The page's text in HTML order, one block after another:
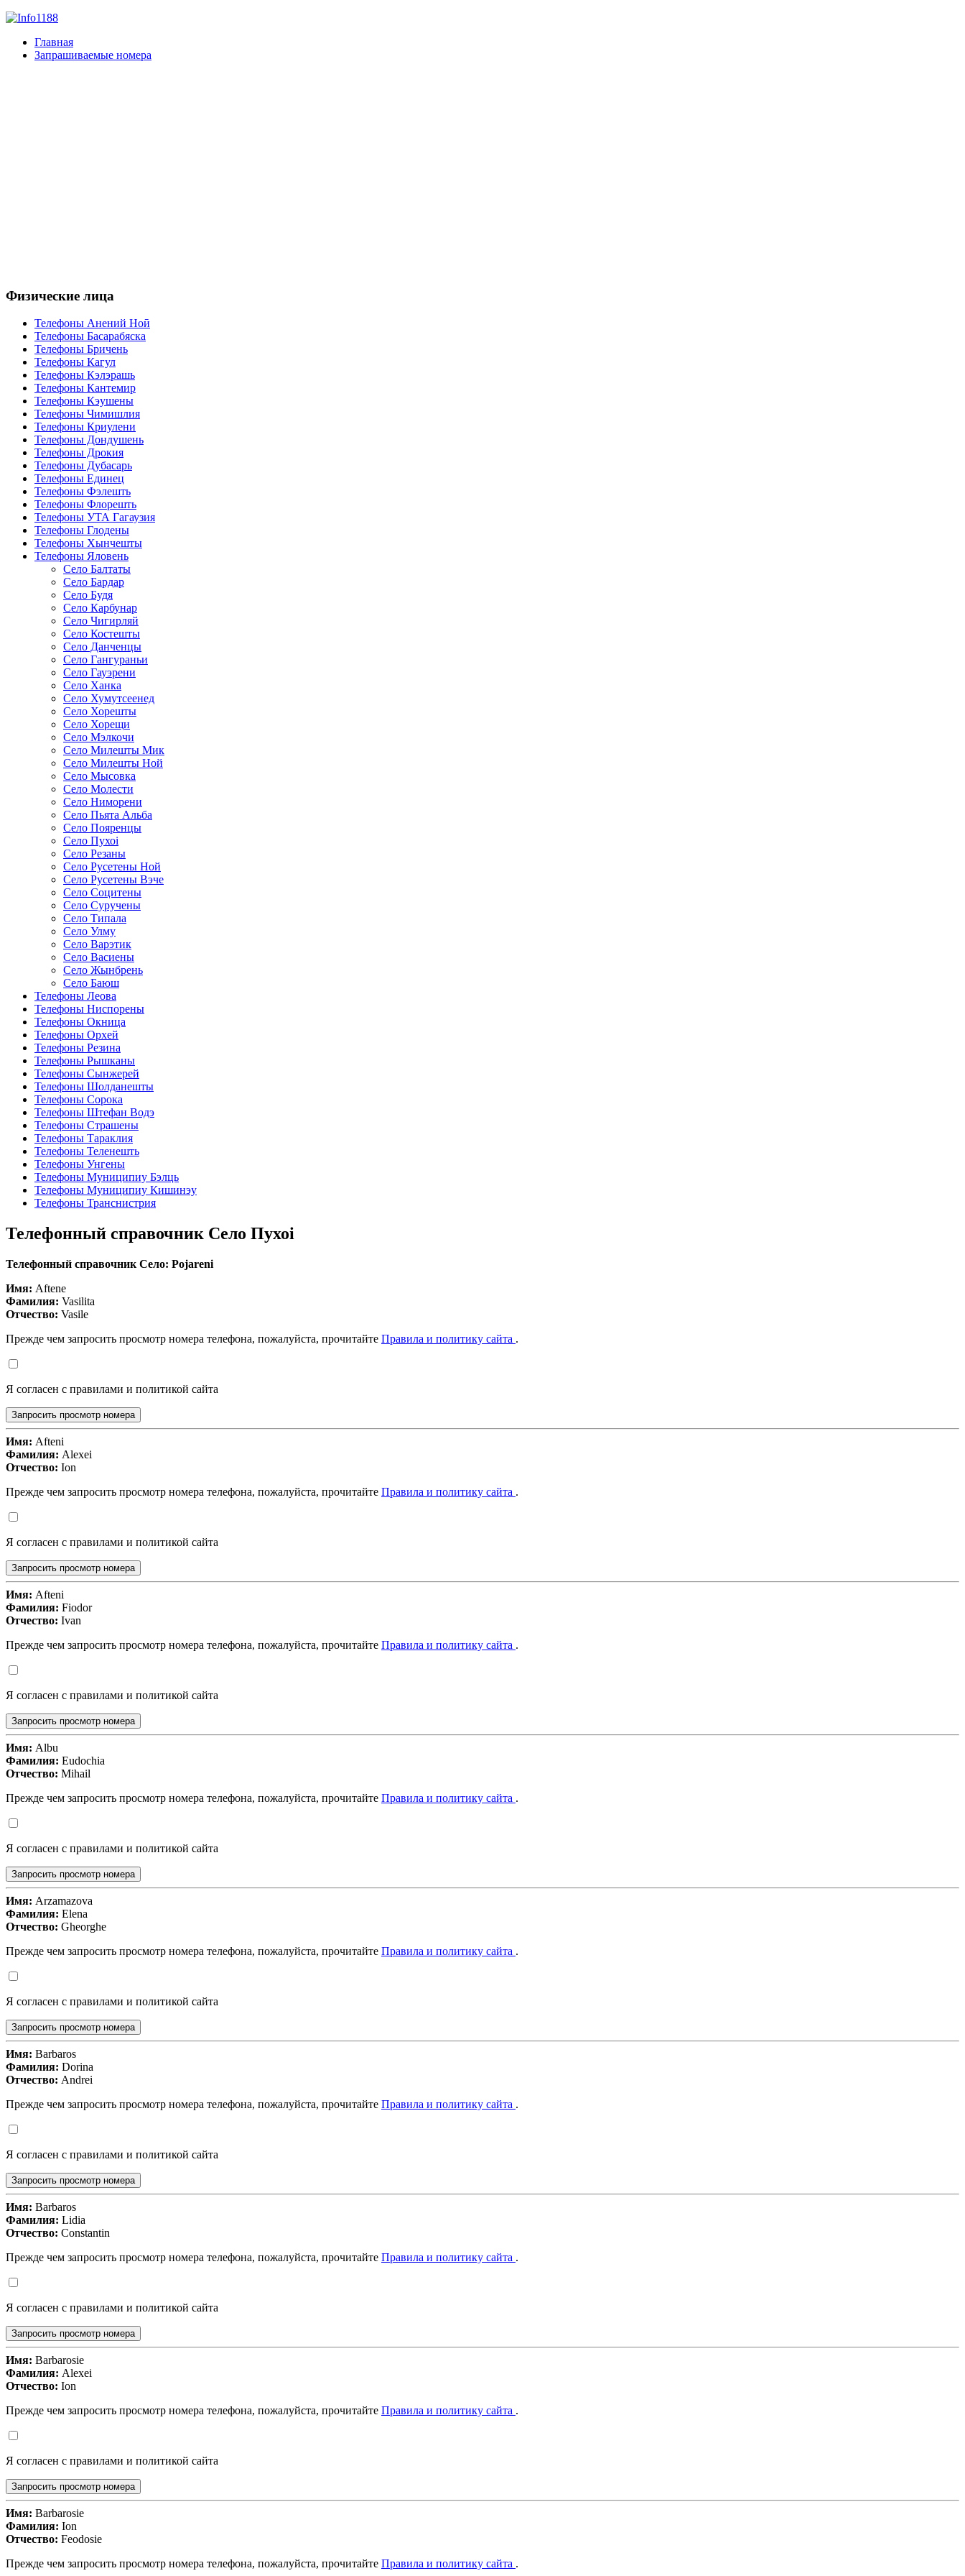
Главная
Запрашиваемые номера
Физические лица
Телефоны Анений Ноӣ
Телефоны Басарабяска
Телефоны Бричень
Телефоны Кагул
Телефоны Кэлэрашь
Телефоны Кантемир
Телефоны Кэушены
Телефоны Чимишлия
Телефоны Криулени
Телефоны Дондушень
Телефоны Дрокия
Телефоны Дубасарь
Телефоны Единец
Телефоны Фэлешть
Телефоны Флорешть
Телефоны УТА Гагаузия
Телефоны Глодены
Телефоны Хынчешты
Телефоны Яловень
Село Балтаты
Село Бардар
Село Будя
Село Карбунар
Село Чигирляй
Село Костешты
Село Данченцы
Село Гангураньи
Село Гауэрени
Село Ханка
Село Хумутсеенед
Село Хорешты
Село Хорещи
Село Мэлкочи
Село Милешты Мик
Село Милешты Ной
Село Мысовка
Село Молести
Село Ниморени
Село Пьята Альба
Село Пояренцы
Село Пухоi
Село Резаны
Село Русетены Ной
Село Русетены Вэче
Село Социтены
Село Суручены
Село Типала
Село Улму
Село Варэтик
Село Васиены
Село Жынбрень
Село Баюш
Телефоны Леова
Телефоны Ниспорены
Телефоны Окница
Телефоны Орхей
Телефоны Резина
Телефоны Рышканы
Телефоны Сынжерей
Телефоны Шолданешты
Телефоны Сорока
Телефоны Штефан Водэ
Телефоны Страшены
Телефоны Тараклия
Телефоны Теленешть
Телефоны Унгены
Телефоны Муниципиу Бэлць
Телефоны Муниципиу Кишинэу
Телефоны Транснистрия
Телефонный справочник Село Пухоi
Телефонный справочник Село: Pojareni
Имя: Aftene
Фамилия: Vasilita
Отчество: Vasile
Прежде чем запросить просмотр номера телефона, пожалуйста, прочитайте Правила и политику сайта .
Я согласен с правилами и политикой сайта
Запросить просмотр номера
Имя: Afteni
Фамилия: Alexei
Отчество: Ion
Прежде чем запросить просмотр номера телефона, пожалуйста, прочитайте Правила и политику сайта .
Я согласен с правилами и политикой сайта
Запросить просмотр номера
Имя: Afteni
Фамилия: Fiodor
Отчество: Ivan
Прежде чем запросить просмотр номера телефона, пожалуйста, прочитайте Правила и политику сайта .
Я согласен с правилами и политикой сайта
Запросить просмотр номера
Имя: Albu
Фамилия: Eudochia
Отчество: Mihail
Прежде чем запросить просмотр номера телефона, пожалуйста, прочитайте Правила и политику сайта .
Я согласен с правилами и политикой сайта
Запросить просмотр номера
Имя: Arzamazova
Фамилия: Elena
Отчество: Gheorghe
Прежде чем запросить просмотр номера телефона, пожалуйста, прочитайте Правила и политику сайта .
Я согласен с правилами и политикой сайта
Запросить просмотр номера
Имя: Barbaros
Фамилия: Dorina
Отчество: Andrei
Прежде чем запросить просмотр номера телефона, пожалуйста, прочитайте Правила и политику сайта .
Я согласен с правилами и политикой сайта
Запросить просмотр номера
Имя: Barbaros
Фамилия: Lidia
Отчество: Constantin
Прежде чем запросить просмотр номера телефона, пожалуйста, прочитайте Правила и политику сайта .
Я согласен с правилами и политикой сайта
Запросить просмотр номера
Имя: Barbarosie
Фамилия: Alexei
Отчество: Ion
Прежде чем запросить просмотр номера телефона, пожалуйста, прочитайте Правила и политику сайта .
Я согласен с правилами и политикой сайта
Запросить просмотр номера
Имя: Barbarosie
Фамилия: Ion
Отчество: Feodosie
Прежде чем запросить просмотр номера телефона, пожалуйста, прочитайте Правила и политику сайта .